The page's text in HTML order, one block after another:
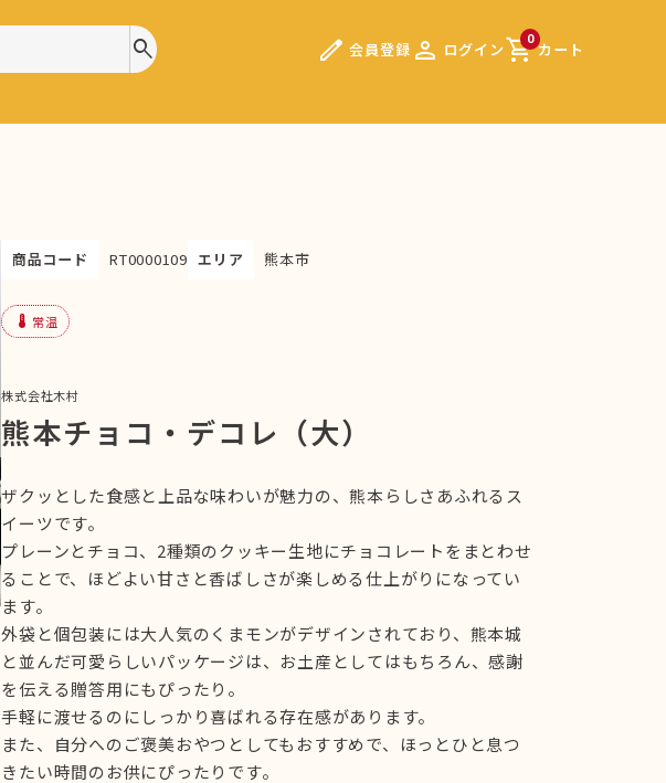
search edit 会員登録 person ログイン 0
shopping_cartカート
商品コード RT0000109 エリア 熊本市
device_thermostat 常温
株式会社木村
熊本チョコ・デコレ（大）
ザクッとした食感と上品な味わいが魅力の、熊本らしさあふれるス
イーツです。
プレーンとチョコ、2種類のクッキー生地にチョコレートをまとわせ
ることで、ほどよい甘さと香ばしさが楽しめる仕上がりになってい
ます。
外袋と個包装には大人気のくまモンがデザインされており、熊本城
と並んだ可愛らしいパッケージは、お土産としてはもちろん、感謝
を伝える贈答用にもぴったり。
手軽に渡せるのにしっかり喜ばれる存在感があります。
また、自分へのご褒美おやつとしてもおすすめで、ほっとひと息つ
きたい時間のお供にぴったりです。